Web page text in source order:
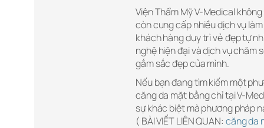
Viện Thẩm Mỹ V-Medical
còn cung cấp nhiều dịch vụ
khách hàng duy trì vẻ đẹp tự
nghệ hiện đại và dịch vụ chăm
gắm sắc đẹp của mình.
Nếu bạn đang tìm kiếm một
căng da mặt bằng chỉ tại V-
sự khác biệt mà phương pháp
( BÀI VIẾT LIÊN QUAN: căng da